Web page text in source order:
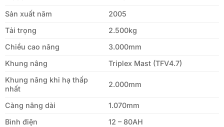
Sản xuất năm
2005
Tải trọng
2.500kg
Chiều cao nâng
3.000mm
Khung nâng
Triplex Mast (TFV4.7)
Khung nâng khi hạ thấp
nhất
2.000mm
Càng nâng dài
1.070mm
Bình điện
12 – 80AH